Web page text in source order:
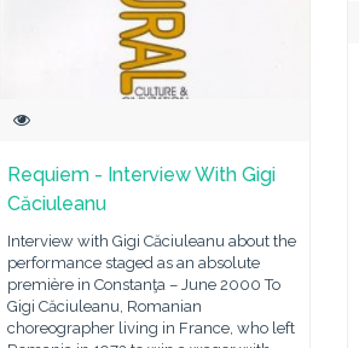
Requiem - Interview With Gigi
Căciuleanu
Interview with Gigi Căciuleanu about the
performance staged as an absolute
première in Constanţa – June 2000 To
Gigi Căciuleanu, Romanian
choreographer living in France, who left